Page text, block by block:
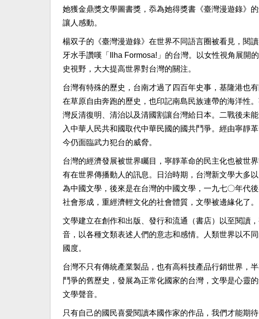
她獲金鼎獎文學圖書獎，忝為她得獎書《臺灣漫遊錄》
讓人感動。
楊双子的《臺灣漫遊錄》在世界不同語言圈被看見，閱
牙水手讚嘆「Ilha Formosa!」的台灣。以女性視角展開
史視野，大大提高世界對台灣的關注。
台灣有特殊的歷史，台南才過了四百年史事，基隆港也
在草原自由奔跑的歷史，也印記南島民族連帶的海洋性
灣反清復明、清治以及清國割讓台灣給日本。二戰後未
入中華人民共和國取代中華民國的國共鬥爭。經由寧靜
今仍面臨武力犯台的威脅。
台灣的經濟發展被世界矚目，寧靜革命的民主化也被世
有在世界傳播動人的訊息。日治時期，台灣新文學大多
為中國文學，後來是在台灣的中國文學，一九七〇年代
社會形成，重經濟輕文化的社會體質，文學被邊緣化了。
文學建立在創作和出版、發行和流通（書店）以至閱讀
音，以各種文類表述人們的意志和感情。人類世界以不
國度。
台灣不只有傳統產業製品，也有高科技產品行銷世界，
鬥爭的舊歷史，發展為正常化國家的台灣，文學是心靈
文學聲音。
只有自己的國民喜愛閱讀本國作家的作品，我們才能期